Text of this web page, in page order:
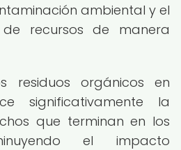
ambiental y el
recursos de manera
residuos orgánicos en
significativamente la
que terminan en los
el impacto